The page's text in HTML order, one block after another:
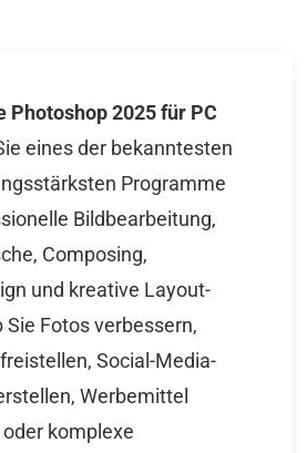
Photoshop 2025 für PC
eines der bekanntesten
Programme
Bildbearbeitung,
Composing,
und kreative Layout-
Sie Fotos verbessern,
Social-Media-
Werbemittel
komplexe